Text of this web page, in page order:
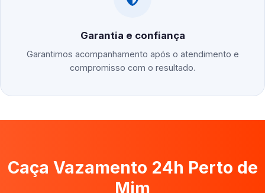
Garantia e confiança
Garantimos acompanhamento após o atendimento e
compromisso com o resultado.
Caça Vazamento 24h Perto de
Mim